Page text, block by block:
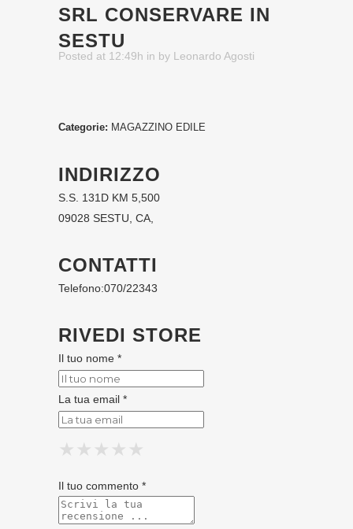
SRL CONSERVARE IN
SESTU
Posted at 12:49h in by Leonardo Agosti
Categorie: MAGAZZINO EDILE
INDIRIZZO
S.S. 131D KM 5,500
09028 SESTU, CA,
CONTATTI
Telefono:070/22343
RIVEDI STORE
Il tuo nome *
La tua email *
★
★ ★
★ ★ ★
★ ★ ★ ★
★ ★ ★ ★ ★
Il tuo commento *